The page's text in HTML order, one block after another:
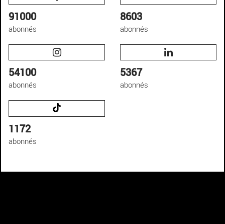
91000
abonnés
8603
abonnés
54100
abonnés
5367
abonnés
1172
abonnés